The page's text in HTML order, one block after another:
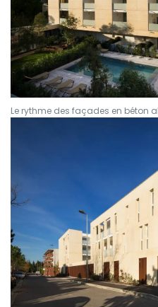
Le rythme des façades en béton